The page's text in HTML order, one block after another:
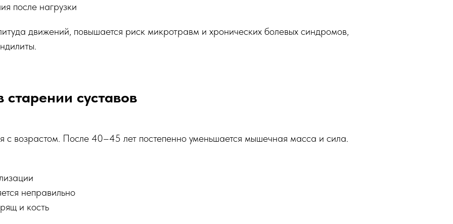
после нагрузки
движений, повышается риск микротравм и хронических болевых синдромов,
суставов
с возрастом. После 40–45 лет постепенно уменьшается мышечная масса и сила.
неправильно
и кость